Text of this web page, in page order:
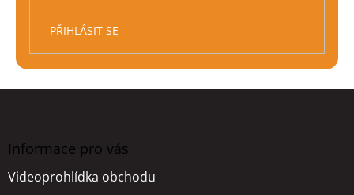
PŘIHLÁSIT SE
Informace pro vás
Videoprohlídka obchodu